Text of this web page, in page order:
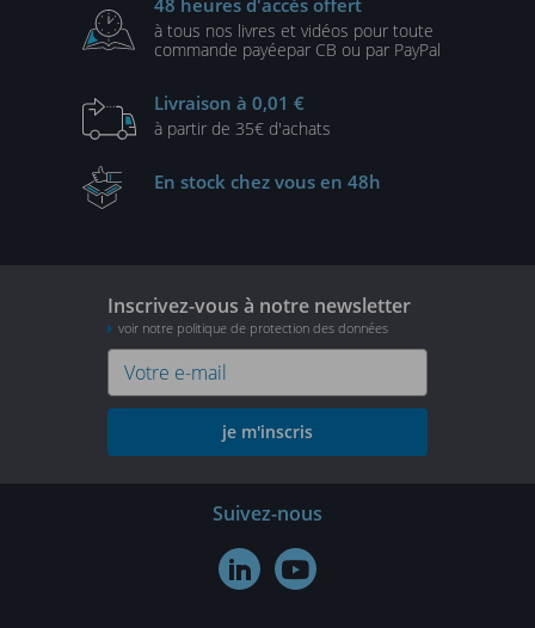
à tous nos livres et vidéos pour toute
commande payéepar CB ou par PayPal
Livraison à 0,01 €
à partir de 35€ d'achats
En stock chez vous en 48h
Inscrivez-vous à notre newsletter
voir notre politique de protection des données
je m'inscris
Suivez-nous
 